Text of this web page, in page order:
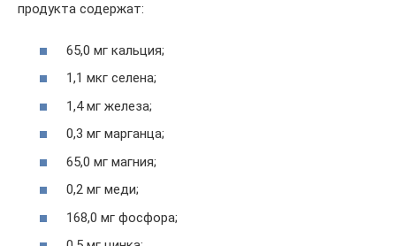
продукта содержат:
65,0 мг кальция;
1,1 мкг селена;
1,4 мг железа;
0,3 мг марганца;
65,0 мг магния;
0,2 мг меди;
168,0 мг фосфора;